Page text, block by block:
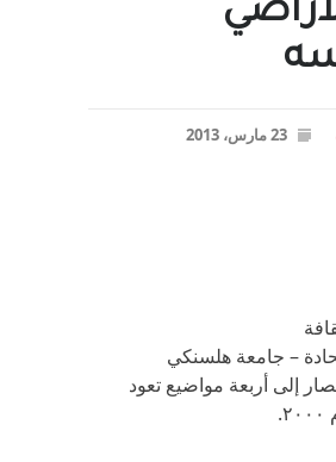
23 مارس، 2013
– جامعة هلسنكي
إلى أربعة مواضيع تعود